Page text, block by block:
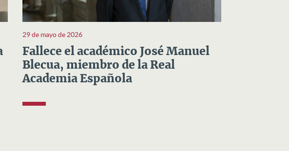
29 de mayo de 2026
Fallece el académico José Manuel
Blecua, miembro de la Real
Academia Española